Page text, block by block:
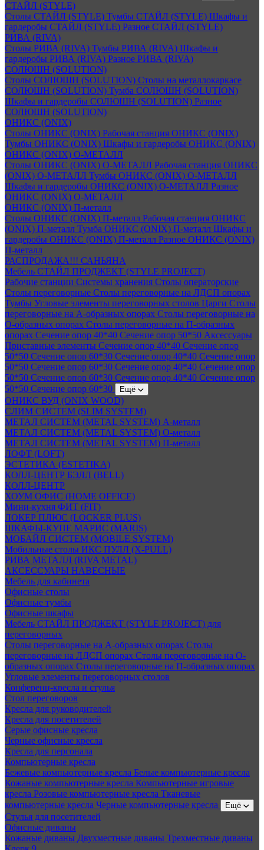
СТАЙЛ (STYLE)
Столы СТАЙЛ (STYLE) Тумбы СТАЙЛ (STYLE) Шкафы и
гардеробы СТАЙЛ (STYLE) Разное СТАЙЛ (STYLE)
РИВА (RIVA)
Столы РИВА (RIVA) Тумбы РИВА (RIVA) Шкафы и
гардеробы РИВА (RIVA) Разное РИВА (RIVA)
СОЛЮШН (SOLUTION)
Столы СОЛЮШН (SOLUTION) Столы на металлокаркасе
СОЛЮШН (SOLUTION) Тумба СОЛЮШН (SOLUTION)
Шкафы и гардеробы СОЛЮШН (SOLUTION) Разное
СОЛЮШН (SOLUTION)
ОНИКС (ONIX)
Столы ОНИКС (ONIX) Рабочая станция ОНИКС (ONIX)
Тумбы ОНИКС (ONIX) Шкафы и гардеробы ОНИКС (ONIX)
ОНИКС (ONIX) O-МЕТАЛЛ
Столы ОНИКС (ONIX) O-МЕТАЛЛ Рабочая станция ОНИКС
(ONIX) O-МЕТАЛЛ Тумбы ОНИКС (ONIX) O-МЕТАЛЛ
Шкафы и гардеробы ОНИКС (ONIX) O-МЕТАЛЛ Разное
ОНИКС (ONIX) O-МЕТАЛЛ
ОНИКС (ONIX) П-металл
Столы ОНИКС (ONIX) П-металл Рабочая станция ОНИКС
(ONIX) П-металл Тумба ОНИКС (ONIX) П-металл Шкафы и
гардеробы ОНИКС (ONIX) П-металл Разное ОНИКС (ONIX)
П-металл
РАСПРОДАЖА!!! САНЬЯНА
Мебель СТАЙЛ ПРОДЖЕКТ (STYLE PROJECT)
Рабочие станции Системы хранения Столы операторские
Столы переговорные Столы переговорные на ЛДСП опорах
Тумбы Угловые элементы переговорных столов Царги Столы
переговорные на А-образных опорах Столы переговорные на
О-образных опорах Столы переговорные на П-образных
опорах Сечение опор 40*40 Сечение опор 50*50 Аксессуары
Приставные элементы Сечение опор 40*40 Сечение опор
50*50 Сечение опор 60*30 Сечение опор 40*40 Сечение опор
50*50 Сечение опор 60*30 Сечение опор 40*40 Сечение опор
50*50 Сечение опор 60*30 Сечение опор 40*40 Сечение опор
50*50 Сечение опор 60*30 Ещё
ОНИКС ВУД (ONIX WOOD)
СЛИМ СИСТЕМ (SLIM SYSTEM)
МЕТАЛ СИСТЕМ (METAL SYSTEM) А-металл
МЕТАЛ СИСТЕМ (METAL SYSTEM) О-металл
МЕТАЛ СИСТЕМ (METAL SYSTEM) П-металл
ЛОФТ (LOFT)
ЭСТЕТИКА (ESTETIKA)
КОЛЛ-ЦЕНТР БЭЛЛ (BELL)
КОЛЛ-ЦЕНТР
ХОУМ ОФИС (HOME OFFICE)
Мини-кухня ФИТ (FIT)
ЛОКЕР ПЛЮС (LOCKER PLUS)
ШКАФЫ-КУПЕ МАРИС (MARIS)
МОБАЙЛ СИСТЕМ (MOBILE SYSTEM)
Мобильные столы ИКС ПУЛЛ (X-PULL)
РИВА МЕТАЛЛ (RIVA METAL)
АКСЕССУАРЫ НАВЕСНЫЕ
Мебель для кабинета
Офисные столы
Офисные тумбы
Офисные шкафы
Мебель СТАЙЛ ПРОДЖЕКТ (STYLE PROJECT) для
переговорных
Столы переговорные на А-образных опорах Столы
переговорные на ЛДСП опорах Столы переговорные на О-
образных опорах Столы переговорные на П-образных опорах
Угловые элементы переговорных столов
Конференц-кресла и стулья
Стол переговоров
Кресла для руководителей
Кресла для посетителей
Серые офисные кресла
Черные офисные кресла
Кресла для персонала
Компьютерные кресла
Бежевые компьютерные кресла Белые компьютерные кресла
Кожаные компьютерные кресла Компьютерные игровые
кресла Розовые компьютерные кресла Тканевые
компьютерные кресла Черные компьютерные кресла Ещё
Стулья для посетителей
Офисные диваны
Кожаные диваны Двухместные диваны Трехместные диваны